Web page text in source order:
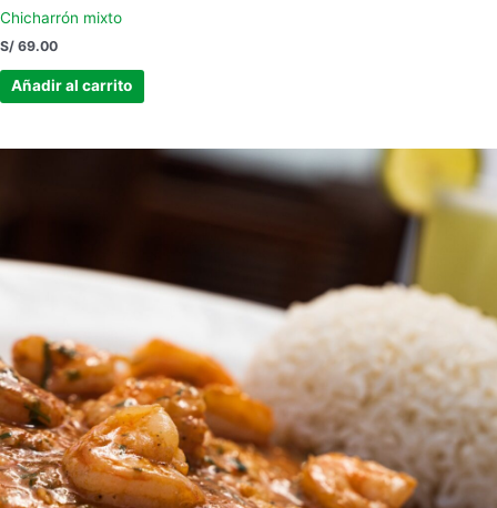
Chicharrón mixto
S/ 69.00
Añadir al carrito